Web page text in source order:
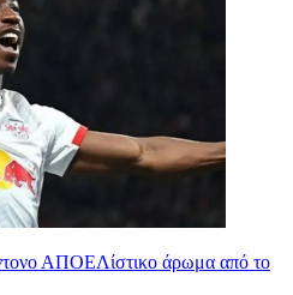
ΑΠΟΕΛίστικο άρωμα από το